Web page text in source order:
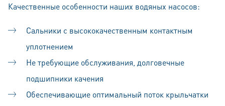
Качественные особенности наших водяных насосов:
Сальники с высококачественным контактным
уплотнением
Не требующие обслуживания, долговечные
подшипники качения
Обеспечивающие оптимальный поток крыльчатки